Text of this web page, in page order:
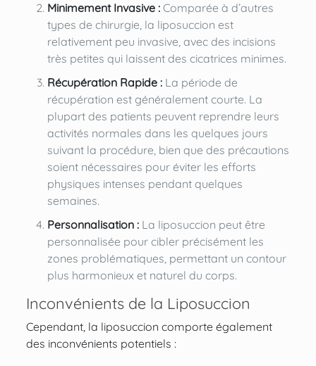
Minimement Invasive :Comparée à d’autres
types de chirurgie, la liposuccion est
relativement peu invasive, avec des incisions
très petites qui laissent des cicatrices minimes.
Récupération Rapide :La période de
récupération est généralement courte. La
plupart des patients peuvent reprendre leurs
activités normales dans les quelques jours
suivant la procédure, bien que des précautions
soient nécessaires pour éviter les efforts
physiques intenses pendant quelques
semaines.
Personnalisation :La liposuccion peut être
personnalisée pour cibler précisément les
zones problématiques, permettant un contour
plus harmonieux et naturel du corps.
Inconvénients de la Liposuccion
Cependant, la liposuccion comporte également
des inconvénients potentiels :